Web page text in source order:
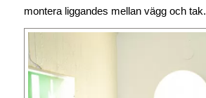
montera liggandes mellan vägg och tak.